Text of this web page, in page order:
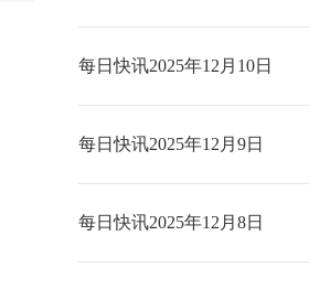
每日快讯2025年12月10日
每日快讯2025年12月9日
每日快讯2025年12月8日